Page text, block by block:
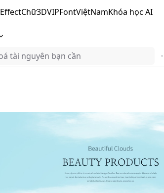
EffectChữ3DVIPFontViệtNamKhóa học AI